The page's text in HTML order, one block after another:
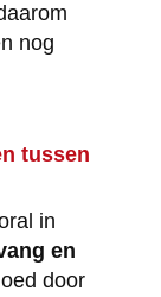
nog
tussen
in
en
door